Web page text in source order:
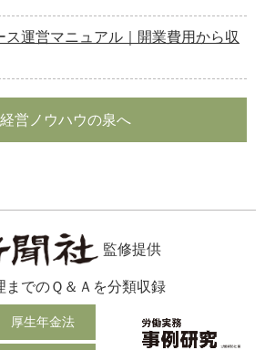
ス運営マニュアル｜開業費用から収
経営ノウハウの泉へ
監修提供
でのＱ＆Ａを分類収録
厚生年金法